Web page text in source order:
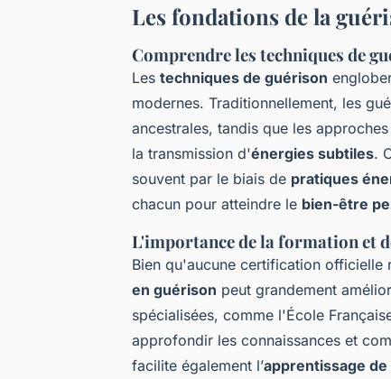
Les fondations de la
Comprendre les techniques de
Les techniques de guérison
modernes. Traditionnellement, les
ancestrales, tandis que les
la transmission d'énergies subtiles.
souvent par le biais de pratiques
chacun pour atteindre le bien-être
L'importance de la formation et
Bien qu'aucune certification officielle
en guérison peut grandement
spécialisées, comme l'École
approfondir les connaissances et
facilite également l’apprentissage de